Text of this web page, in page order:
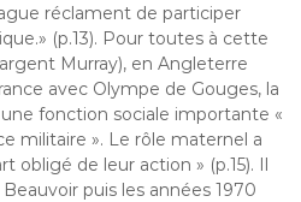
réclament de participer
(p.13). Pour toutes à cette
Murray), en Angleterre
avec Olympe de Gouges, la
fonction sociale importante «
militaire ». Le rôle maternel a
obligé de leur action » (p.15). Il
puis les années 1970